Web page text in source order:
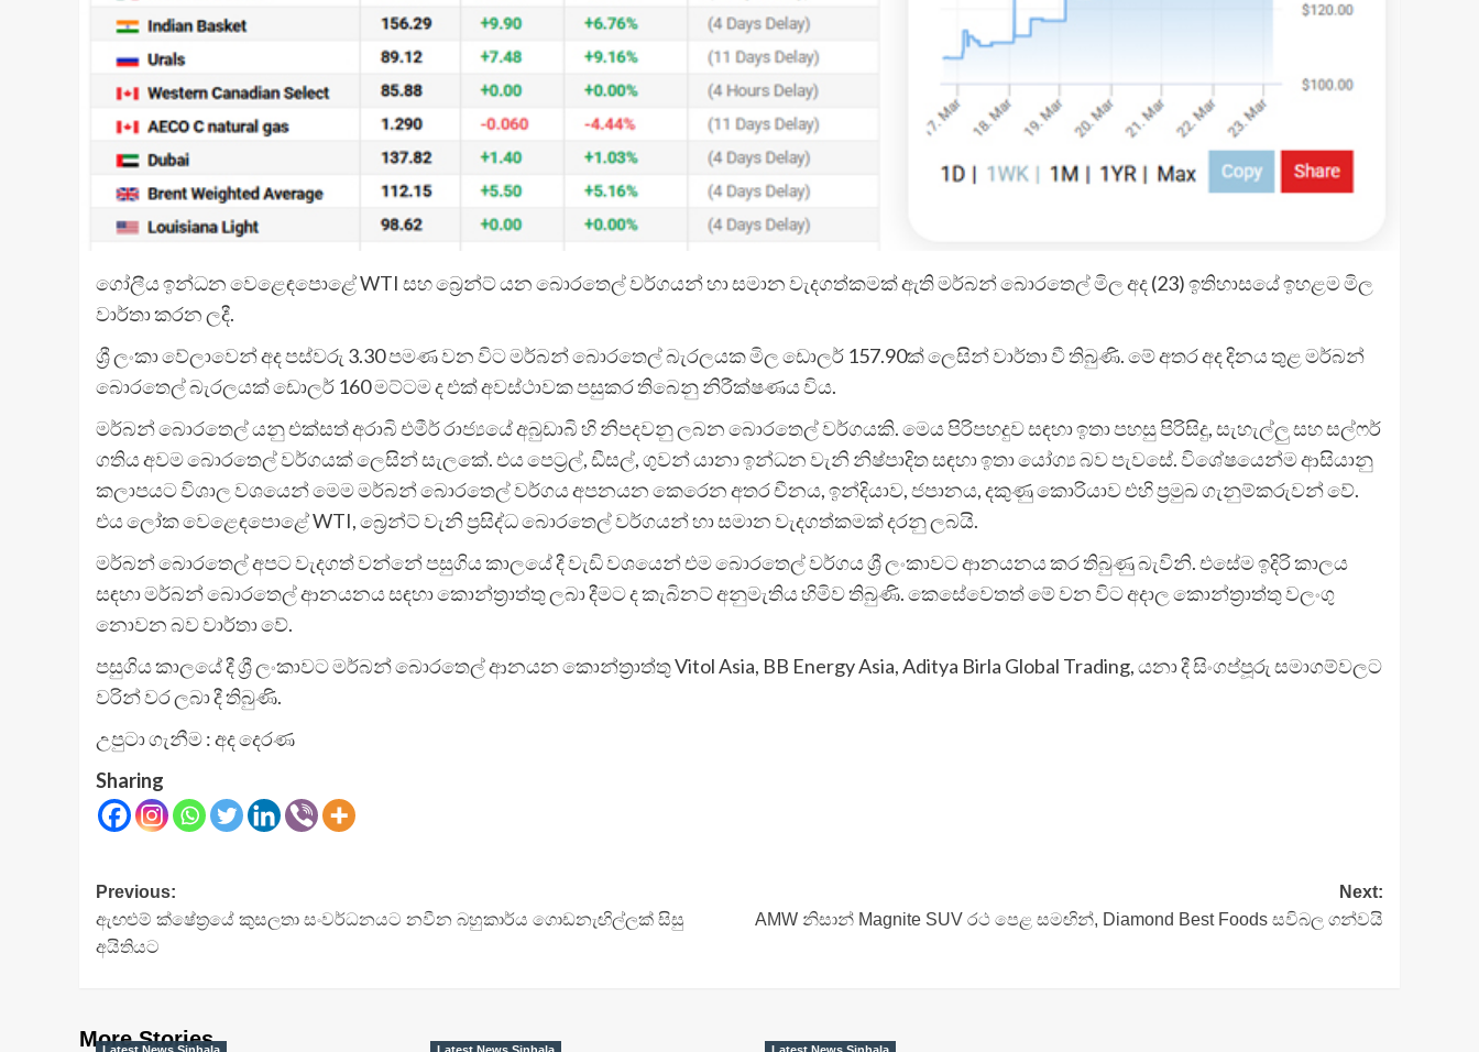
ගෝලීය ඉන්ධන වෙළෙඳපොළේ WTI සහ බ්‍රෙන්ට් යන බොරතෙල් වර්ගයන් හා සමාන වැදගත්කමක් ඇති මර්බන් බොරතෙල් මිල අද (23) ඉතිහාසයේ ඉහළම මිල
වාර්තා කරන ලදී.
ශ්‍රී ලංකා වේලාවෙන් අද පස්වරු 3.30 පමණ වන විට මර්බන් බොරතෙල් බැරලයක මිල ඩොලර් 157.90ක් ලෙසින් වාර්තා වී තිබුණි. මේ අතර අද දිනය තුළ මර්බන්
බොරතෙල් බැරලයක් ඩොලර් 160 මට්ටම ද එක් අවස්ථාවක පසුකර තිබෙනු නිරීක්ෂණය විය.
මර්බන් බොරතෙල් යනු එක්සත් අරාබි එමීර් රාජ්‍යයේ අබුඩාබි හි නිපදවනු ලබන බොරතෙල් වර්ගයකි. මෙය පිරිපහදුව සඳහා ඉතා පහසු පිරිසිදු, සැහැල්ලු සහ සල්ෆර්
ගතිය අවම බොරතෙල් වර්ගයක් ලෙසින් සැලකේ. එය පෙට්‍රල්, ඩීසල්, ගුවන් යානා ඉන්ධන වැනි නිෂ්පාදිත සඳහා ඉතා යෝග්‍ය බව පැවසේ. විශේෂයෙන්ම ආසියානු
කලාපයට විශාල වශයෙන් මෙම මර්බන් බොරතෙල් වර්ගය අපනයන කෙරෙන අතර චීනය, ඉන්දියාව, ජපානය, දකුණු කොරියාව එහි ප්‍රමුඛ ගැනුම්කරුවන් වේ.
එය ලෝක වෙළෙඳපොළේ WTI, බ්‍රෙන්ට් වැනි ප්‍රසිද්ධ බොරතෙල් වර්ගයන් හා සමාන වැදගත්කමක් දරනු ලබයි.
මර්බන් බොරතෙල් අපට වැදගත් වන්නේ පසුගිය කාලයේ දී වැඩි වශයෙන් එම බොරතෙල් වර්ගය ශ්‍රී ලංකාවට ආනයනය කර තිබුණු බැවිනි. එසේම ඉදිරි කාලය
සඳහා මර්බන් බොරතෙල් ආනයනය සඳහා කොන්ත්‍රාත්තු ලබා දීමට ද කැබිනට් අනුමැතිය හිමිව තිබුණි. කෙසේවෙතත් මේ වන විට අදාල කොන්ත්‍රාත්තු වලංගු
නොවන බව වාර්තා වේ.
පසුගිය කාලයේ දී ශ්‍රී ලංකාවට මර්බන් බොරතෙල් ආනයන කොන්ත්‍රාත්තු Vitol Asia, BB Energy Asia, Aditya Birla Global Trading, යනා දී සිංගප්පූරු සමාගම්වලට
වරින් වර ලබා දී තිබුණි.
උපුටා ගැනීම : අද දෙරණ
Sharing
Post
navigation
Previous:
ඇඟළුම් ක්ෂේත්‍රයේ කුසලතා සංවර්ධනයට නවීන බහුකාර්ය ගොඩනැඟිල්ලක් සිසු
අයිතියට
Next:
AMW නිසාන් Magnite SUV රථ පෙළ සමඟින්, Diamond Best Foods සවිබල ගන්වයි
More Stories